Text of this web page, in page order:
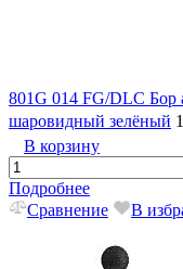
801G 014 FG/DLC Бор
шаровидный зелёный
В корзину
Подробнее
Сравнение
В